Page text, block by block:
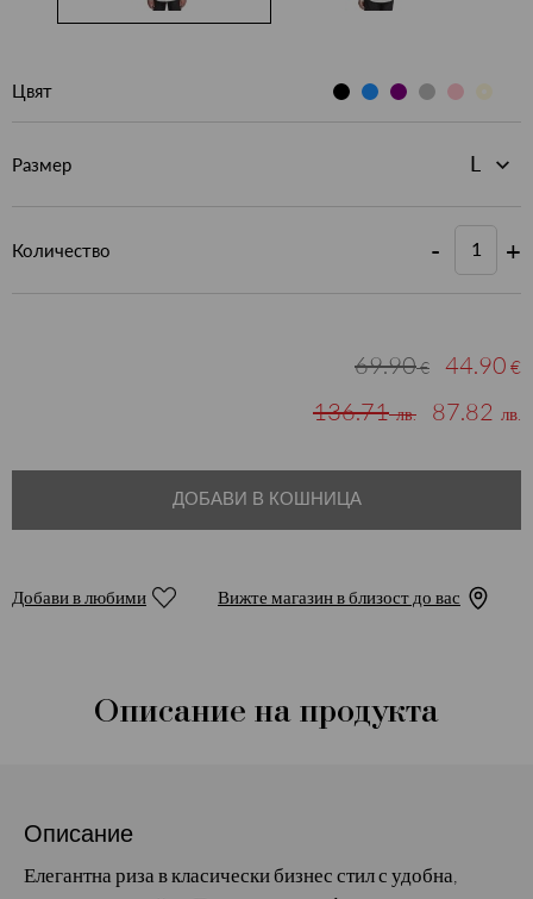
Цвят
Размер
Количество - +
69.90€ 44.90 €
136.71лв. 87.82 лв.
ДОБАВИ В КОШНИЦА
Добави в любими Вижте магазин в близост до вас
Описание на продукта
Описание
Елегантна риза в класически бизнес стил с удобна,